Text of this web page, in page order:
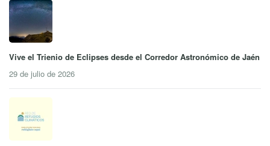
Vive el Trienio de Eclipses desde el Corredor Astronómico de Jaén
29 de julio de 2026